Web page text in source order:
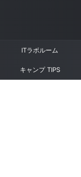
ITラボルーム
キャンプ TIPS